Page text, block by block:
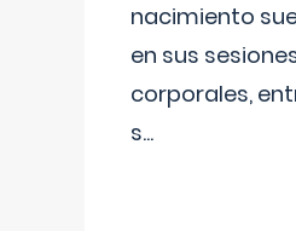
nacimiento
en sus
corporales,
s...